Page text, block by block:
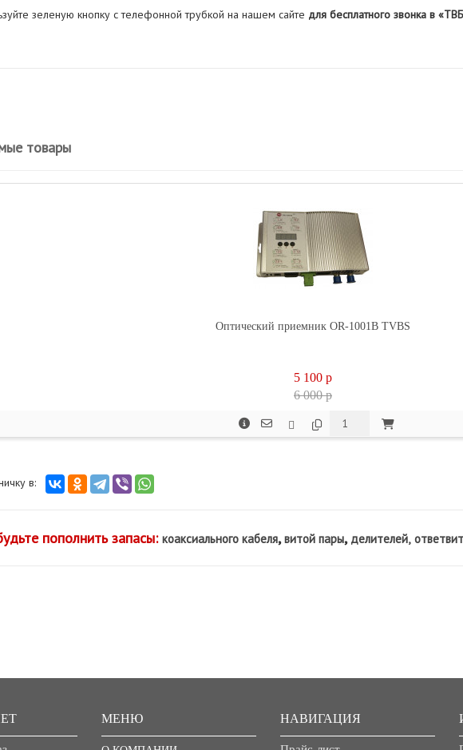
зеленую кнопку с телефонной трубкой на нашем сайте для бесплатного звонка в
товары
Оптический приемник OR-1001B TVBS
5 100 p
6 000 p
в:
пополнить запасы: коаксиального кабеля,витой пары, делителей,
МЕНЮ НАВИГАЦИЯ